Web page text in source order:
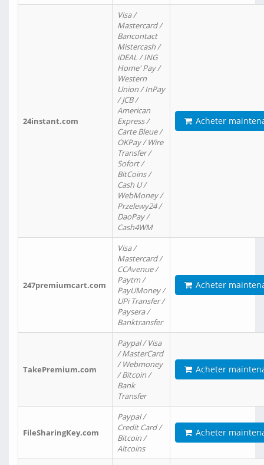
24instant.com
Visa /
Mastercard /
Bancontact
Mistercash /
iDEAL / ING
Home' Pay /
Western
Union / InPay
/ JCB /
American
Express /
Carte Bleue /
OKPay / Wire
Transfer /
Sofort /
BitCoins /
Cash U /
WebMoney /
Przelewy24 /
DaoPay /
Cash4WM
Acheter
247premiumcart.com
Visa /
Mastercard /
CCAvenue /
Paytm /
PayUMoney /
UPi Transfer /
Paysera /
Banktransfer
Acheter
TakePremium.com
Paypal / Visa
/ MasterCard
/ Webmoney
/ Bitcoin /
Bank
Transfer
Acheter
FileSharingKey.com
Paypal /
Credit Card /
Bitcoin /
Altcoins
Acheter